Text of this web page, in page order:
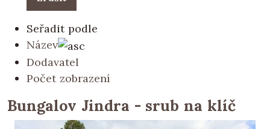
Seřadit podle
Název
Dodavatel
Počet zobrazení
Bungalov Jindra - srub na klíč